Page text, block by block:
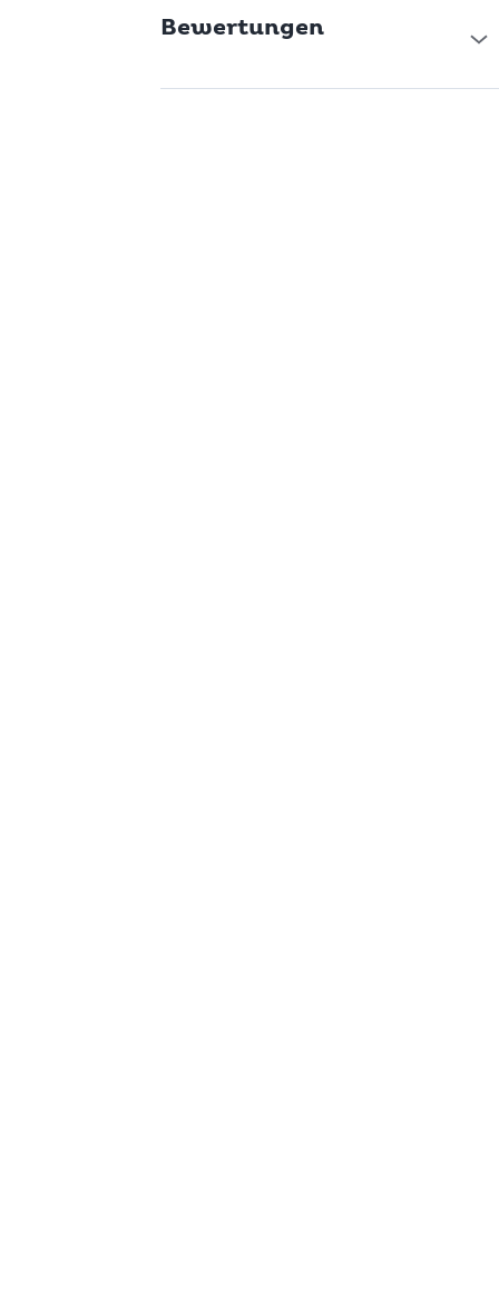
Bewertungen